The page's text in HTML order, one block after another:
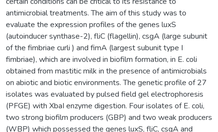
antimicrobial treatments. The aim of this study was to
evaluate the expression profiles of the genes luxS
(autoinducer synthase-2), fliC (flagellin), csgA (large subunit
of the fimbriae curli ) and fimA (largest subunit type I
fimbriae), which are involved in biofilm formation, in E. coli
obtained from mastitic milk in the presence of antimicrobials
on abiotic and biotic environments. The genetic profile of 27
isolates was evaluated by pulsed field gel electrophoresis
(PFGE) with XbaI enzyme digestion. Four isolates of E. coli,
two strong biofilm producers (GBP) and two weak producers
(WBP) which possessed the genes luxS, fliC, csgA and